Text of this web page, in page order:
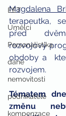
EET
Umělci
Personalistika
daně
nemovitosti
podnikatelé
kompenzace
Magdalena
terapeutka,
před
rozvojový
obdoby a
rozvojem.
Tématem
změnu